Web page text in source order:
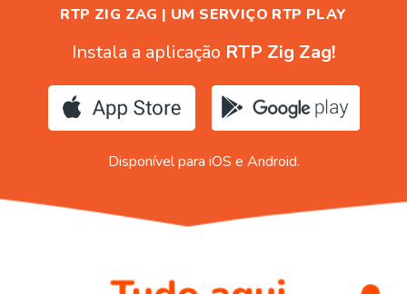
RTP ZIG ZAG | UM SERVIÇO RTP PLAY
Instala a aplicação RTP Zig Zag!
Disponível para iOS e Android.